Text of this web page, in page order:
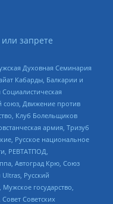
запрете
Духовная Семинария
Кабарды, Балкарии и
союз, Движение против
Клуб Болельщиков
армия, Тризуб
Русское национальное
РЕВТАТПОД,
Автоград Крю, Союз
Русский
государство,
Советских